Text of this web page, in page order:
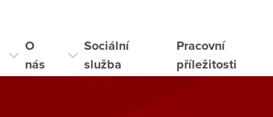
O
nás
Sociální
služba
Pracovní
příležitosti